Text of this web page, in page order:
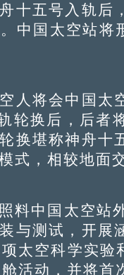
五号入轨后
中国太空站将
将会中国太
轮换后，后者
换堪称神舟十
式，相较地面
中国太空站外
与测试，开展
太空科学实验
活动，并将首